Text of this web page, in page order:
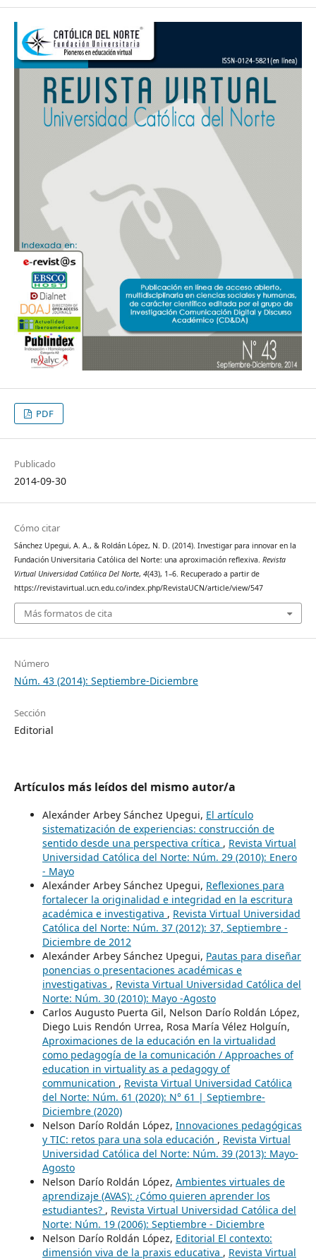
PDF
Publicado
2014-09-30
Cómo citar
Sánchez Upegui, A. A., & Roldán López, N. D. (2014). Investigar para innovar en la
Fundación Universitaria Católica del Norte: una aproximación reflexiva. Revista
Virtual Universidad Católica Del Norte, 4(43), 1–6. Recuperado a partir de
https://revistavirtual.ucn.edu.co/index.php/RevistaUCN/article/view/547
Más formatos de cita
Número
Núm. 43 (2014): Septiembre-Diciembre
Sección
Editorial
Artículos más leídos del mismo autor/a
Alexánder Arbey Sánchez Upegui, El artículo
sistematización de experiencias: construcción de
sentido desde una perspectiva crítica , Revista Virtual
Universidad Católica del Norte: Núm. 29 (2010): Enero
- Mayo
Alexánder Arbey Sánchez Upegui, Reflexiones para
fortalecer la originalidad e integridad en la escritura
académica e investigativa , Revista Virtual Universidad
Católica del Norte: Núm. 37 (2012): 37, Septiembre -
Diciembre de 2012
Alexánder Arbey Sánchez Upegui, Pautas para diseñar
ponencias o presentaciones académicas e
investigativas , Revista Virtual Universidad Católica del
Norte: Núm. 30 (2010): Mayo -Agosto
Carlos Augusto Puerta Gil, Nelson Darío Roldán López,
Diego Luis Rendón Urrea, Rosa María Vélez Holguín,
Aproximaciones de la educación en la virtualidad
como pedagogía de la comunicación / Approaches of
education in virtuality as a pedagogy of
communication , Revista Virtual Universidad Católica
del Norte: Núm. 61 (2020): N° 61 | Septiembre-
Diciembre (2020)
Nelson Darío Roldán López, Innovaciones pedagógicas
y TIC: retos para una sola educación , Revista Virtual
Universidad Católica del Norte: Núm. 39 (2013): Mayo-
Agosto
Nelson Darío Roldán López, Ambientes virtuales de
aprendizaje (AVAS): ¿Cómo quieren aprender los
estudiantes? , Revista Virtual Universidad Católica del
Norte: Núm. 19 (2006): Septiembre - Diciembre
Nelson Darío Roldán López, Editorial El contexto:
dimensión viva de la praxis educativa , Revista Virtual